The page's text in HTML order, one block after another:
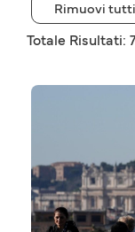
Rimuovi
Totale Risultati: